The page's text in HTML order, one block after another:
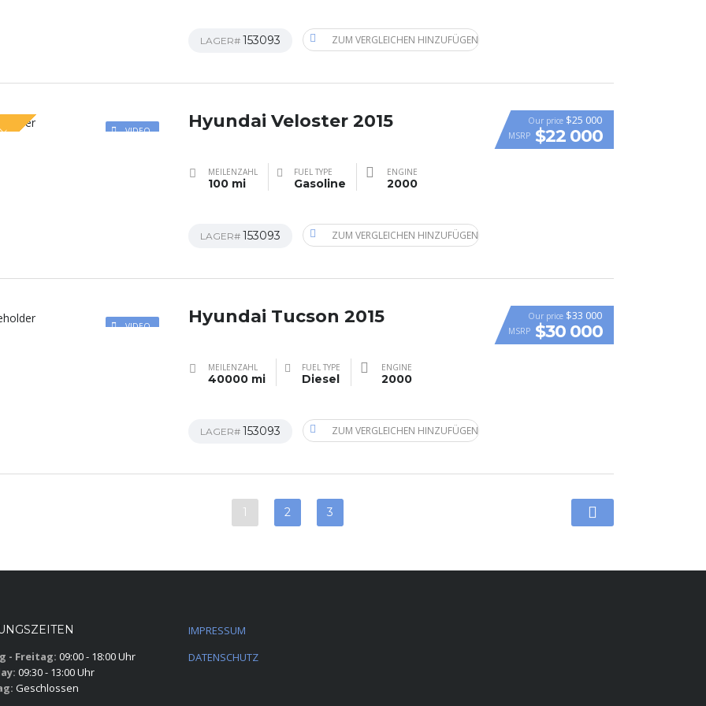
LAGER# 153093 ZUM VERGLEICHEN HINZUFÜGEN
VIDEO
Our price $25 000
MSRP $22 000
Hyundai Veloster 2015
MEILENZAHL
100 mi
FUEL TYPE
Gasoline
ENGINE
2000
LAGER# 153093 ZUM VERGLEICHEN HINZUFÜGEN
VIDEO
Our price $33 000
MSRP $30 000
Hyundai Tucson 2015
MEILENZAHL
40000 mi
FUEL TYPE
Diesel
ENGINE
2000
LAGER# 153093 ZUM VERGLEICHEN HINZUFÜGEN
1 2 3
- Freitag: 09:00 - 18:00 Uhr
09:30 - 13:00 Uhr
Geschlossen
IMPRESSUM
DATENSCHUTZ